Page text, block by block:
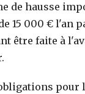
de hausse
15 000 € l'an
être faite à